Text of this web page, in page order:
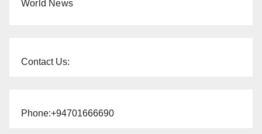
World News
Contact Us:
Phone:+94701666690